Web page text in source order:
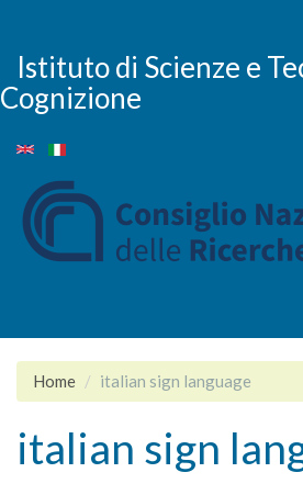
main
content
Istituto di Scienze e
Cognizione
Home italian sign language
italian sign